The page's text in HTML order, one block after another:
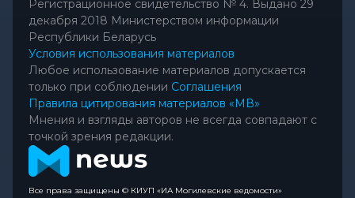
Регистрационное свидетельство № 4. Выдано 29
декабря 2018 Министерством информации
Республики Беларусь
Условия использования материалов
Любое использование материалов допускается
только при соблюдении Соглашения
Правила цитирования материалов «МВ»
Мнения и взгляды авторов не всегда совпадают с
точкой зрения редакции.
Все права защищены © КИУП «ИА Могилевские ведомости»